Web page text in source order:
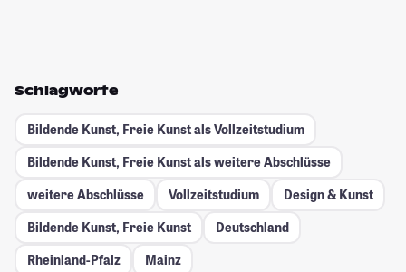
Schlagworte
Bildende Kunst, Freie Kunst als Vollzeitstudium
Bildende Kunst, Freie Kunst als weitere Abschlüsse
weitere Abschlüsse
Vollzeitstudium
Design & Kunst
Bildende Kunst, Freie Kunst
Deutschland
Rheinland-Pfalz
Mainz